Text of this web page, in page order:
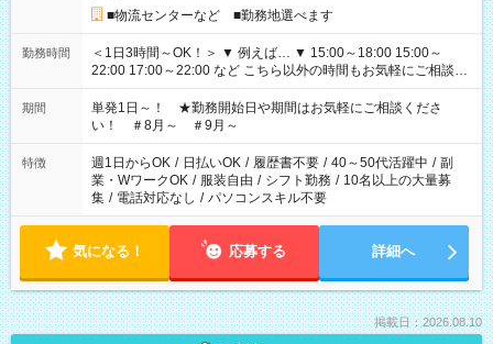
■物流センターなど ■勤務地選べます
勤務時間
＜1日3時間～OK！＞ ▼ 例えば… ▼ 15:00～18:00 15:00～
22:00 17:00～22:00 など こちら以外の時間もお気軽にご相談く
ださい！
期間
単発1日～！ ★勤務開始日や期間はお気軽にご相談くださ
い！ ＃8月～ ＃9月～
特徴 週1日からOK / 日払いOK / 履歴書不要 / 40～50代活躍中 / 副
業・WワークOK / 服装自由 / シフト勤務 / 10名以上の大量募
集 / 電話対応なし / パソコンスキル不要
気になる！ 応募する 詳細へ
掲載日：2026.08.10